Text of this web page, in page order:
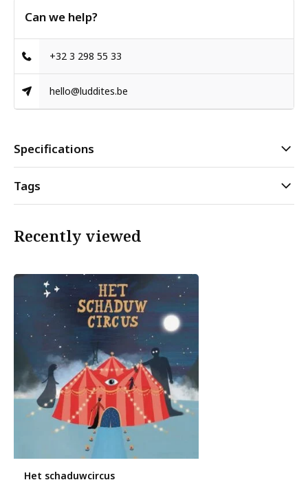
Can we help?
+32 3 298 55 33
hello@luddites.be
Specifications
Tags
Recently viewed
Het schaduwcircus